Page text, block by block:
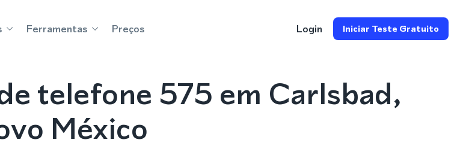
Ferramentas Preços Login Iniciar Teste Gratuito
telefone 575 em Carlsbad,
México